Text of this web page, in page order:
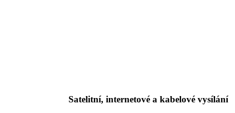
Satelitní, internetové a kabelové vysílání